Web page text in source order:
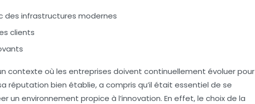
des infrastructures modernes
clients
contexte où les entreprises doivent continuellement évoluer pour
réputation bien établie, a compris qu’il était essentiel de se
un environnement propice à l’innovation. En effet, le choix de la